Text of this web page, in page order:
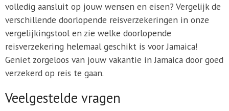
volledig aansluit op jouw wensen en eisen? Vergelijk de
verschillende doorlopende reisverzekeringen in onze
vergelijkingstool en zie welke doorlopende
reisverzekering helemaal geschikt is voor Jamaica!
Geniet zorgeloos van jouw vakantie in Jamaica door goed
verzekerd op reis te gaan.
Veelgestelde vragen